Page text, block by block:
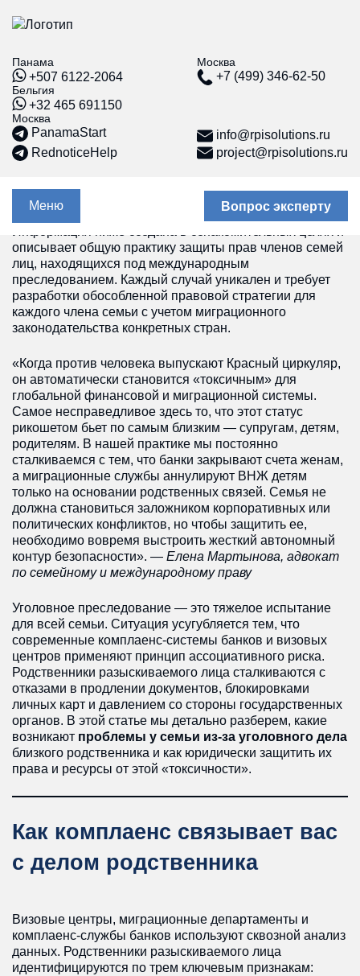
Панама
+507 6122-2064
Бельгия
+32 465 691150
Москва
PanamaStart
RednoticeHelp
Москва
+7 (499) 346-62-50
info@rpisolutions.ru
project@rpisolutions.ru
счета
банковский
Красная карточка
Интерпола.
Профессиональная защита
за рубежом
Защита активов от
Интерпола: полное
руководство по снятию
«красных уведомлений»
Red Notice Интерпола: что
это, как работает и почему
это инструмент давления
ЕСПЧ
Международный адвокат
Защита бизнеса /
Арбитраж
Политическое убежище
Политическое убежище в
Панаме
Меню Вопрос эксперту
Токсичный статус: как Red
Notice влияет на членов
семьи (визы, счета, ВНЖ) и
как их защитить
описывает общую практику защиты прав членов семей
лиц, находящихся под международным
преследованием. Каждый случай уникален и требует
разработки обособленной правовой стратегии для
каждого члена семьи с учетом миграционного
законодательства конкретных стран.
«Когда против человека выпускают Красный циркуляр,
он автоматически становится «токсичным» для
глобальной финансовой и миграционной системы.
Самое несправедливое здесь то, что этот статус
рикошетом бьет по самым близким — супругам, детям,
родителям. В нашей практике мы постоянно
сталкиваемся с тем, что банки закрывают счета женам,
а миграционные службы аннулируют ВНЖ детям
только на основании родственных связей. Семья не
должна становиться заложником корпоративных или
политических конфликтов, но чтобы защитить ее,
необходимо вовремя выстроить жесткий автономный
контур безопасности». — Елена Мартынова, адвокат
по семейному и международному праву
Уголовное преследование — это тяжелое испытание
для всей семьи. Ситуация усугубляется тем, что
современные комплаенс-системы банков и визовых
центров применяют принцип ассоциативного риска.
Родственники разыскиваемого лица сталкиваются с
отказами в продлении документов, блокировками
личных карт и давлением со стороны государственных
органов. В этой статье мы детально разберем, какие
возникают проблемы у семьи из-за уголовного дела
близкого родственника и как юридически защитить их
права и ресурсы от этой «токсичности».
Как комплаенс связывает вас
с делом родственника
Визовые центры, миграционные департаменты и
комплаенс-службы банков используют сквозной анализ
данных. Родственники разыскиваемого лица
идентифицируются по трем ключевым признакам: